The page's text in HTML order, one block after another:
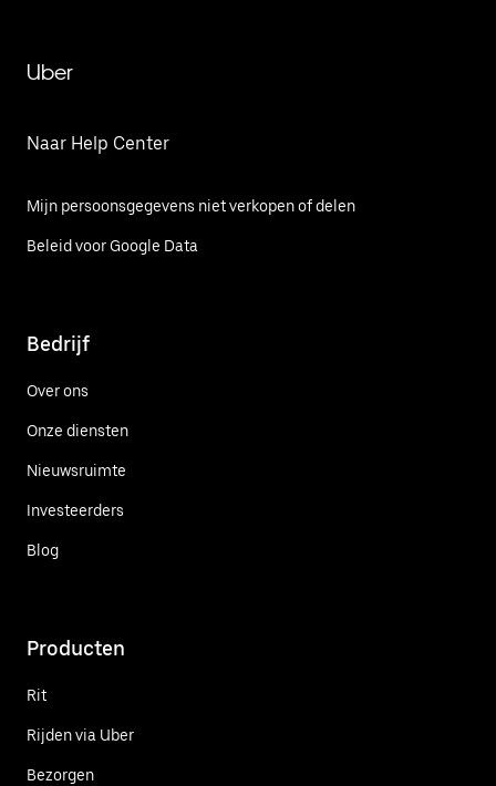
Uber
Naar Help Center
Mijn persoonsgegevens niet verkopen of delen
Beleid voor Google Data
Bedrijf
Over ons
Onze diensten
Nieuwsruimte
Investeerders
Blog
Producten
Rit
Rijden via Uber
Bezorgen